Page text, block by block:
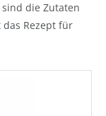
die Zutaten
Rezept für